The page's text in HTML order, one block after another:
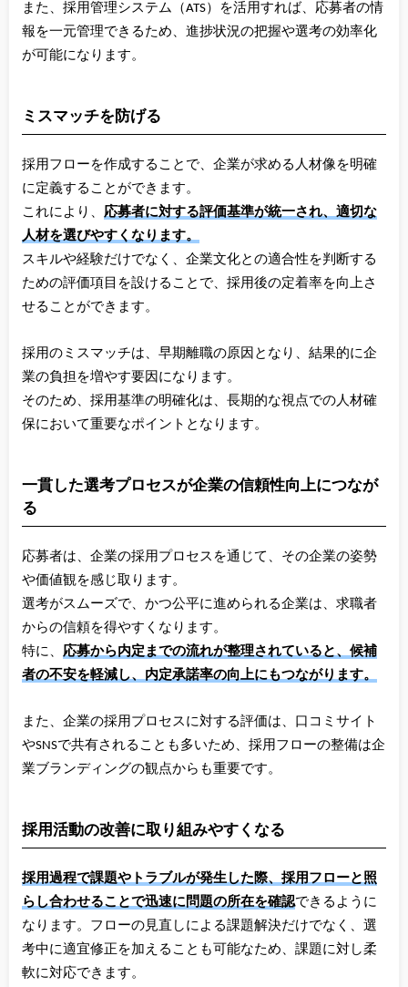
また、採用管理システム（ATS）を活用すれば、応募者の情
報を一元管理できるため、進捗状況の把握や選考の効率化
が可能になります。
ミスマッチを防げる
採用フローを作成することで、企業が求める人材像を明確
に定義することができます。
これにより、 応募者に対する評価基準が統一され、適切な
人材を選びやすくなります。
スキルや経験だけでなく、企業文化との適合性を判断する
ための評価項目を設けることで、採用後の定着率を向上さ
せることができます。
採用のミスマッチは、早期離職の原因となり、結果的に企
業の負担を増やす要因になります。
そのため、採用基準の明確化は、長期的な視点での人材確
保において重要なポイントとなります。
一貫した選考プロセスが企業の信頼性向上につなが
る
応募者は、企業の採用プロセスを通じて、その企業の姿勢
や価値観を感じ取ります。
選考がスムーズで、かつ公平に進められる企業は、求職者
からの信頼を得やすくなります。
特に、 応募から内定までの流れが整理されていると、候補
者の不安を軽減し、内定承諾率の向上にもつながります。
また、企業の採用プロセスに対する評価は、口コミサイト
やSNSで共有されることも多いため、採用フローの整備は企
業ブランディングの観点からも重要です。
採用活動の改善に取り組みやすくなる
採用過程で課題やトラブルが発生した際、採用フローと照
らし合わせることで迅速に問題の所在を確認できるように
なります。フローの見直しによる課題解決だけでなく、選
考中に適宜修正を加えることも可能なため、課題に対し柔
軟に対応できます。